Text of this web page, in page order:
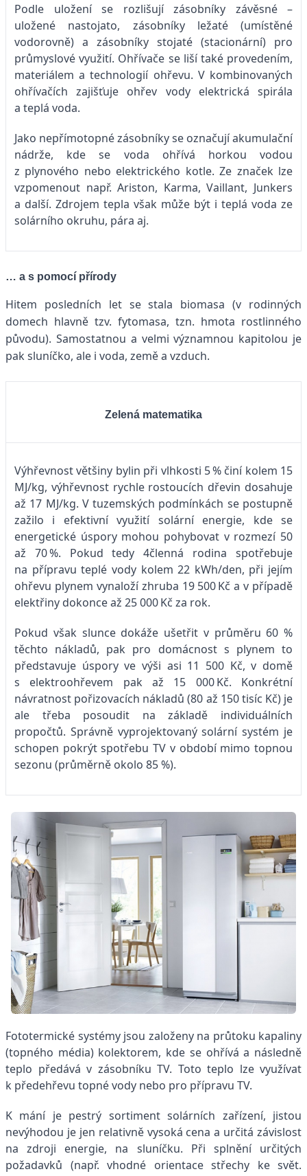
Podle uložení se rozlišují zásobníky závěsné –
uložené nastojato, zásobníky ležaté (umístěné
vodorovně) a zásobníky stojaté (stacionární) pro
průmyslové využití. Ohřívače se liší také provedením,
materiálem a technologií ohřevu. V kombinovaných
ohřívačích zajišťuje ohřev vody elektrická spirála
a teplá voda.
Jako nepřímotopné zásobníky se označují akumulační
nádrže, kde se voda ohřívá horkou vodou
z plynového nebo elektrického kotle. Ze značek lze
vzpomenout např. Ariston, Karma, Vaillant, Junkers
a další. Zdrojem tepla však může být i teplá voda ze
solárního okruhu, pára aj.
… a s pomocí přírody
Hitem posledních let se stala biomasa (v rodinných
domech hlavně tzv. fytomasa, tzn. hmota rostlinného
původu). Samostatnou a velmi významnou kapitolou je
pak sluníčko, ale i voda, země a vzduch.
Zelená matematika
Výhřevnost většiny bylin při vlhkosti 5 % činí kolem 15
MJ/kg, výhřevnost rychle rostoucích dřevin dosahuje
až 17 MJ/kg. V tuzemských podmínkách se postupně
zažilo i efektivní využití solární energie, kde se
energetické úspory mohou pohybovat v rozmezí 50
až 70 %. Pokud tedy 4členná rodina spotřebuje
na přípravu teplé vody kolem 22 kWh/den, při jejím
ohřevu plynem vynaloží zhruba 19 500 Kč a v případě
elektřiny dokonce až 25 000 Kč za rok.
Pokud však slunce dokáže ušetřit v průměru 60 %
těchto nákladů, pak pro domácnost s plynem to
představuje úspory ve výši asi 11 500 Kč, v domě
s elektroohřevem pak až 15 000 Kč. Konkrétní
návratnost pořizovacích nákladů (80 až 150 tisíc Kč) je
ale třeba posoudit na základě individuálních
propočtů. Správně vyprojektovaný solární systém je
schopen pokrýt spotřebu TV v období mimo topnou
sezonu (průměrně okolo 85 %).
Fototermické systémy jsou založeny na průtoku kapaliny
(topného média) kolektorem, kde se ohřívá a následně
teplo předává v zásobníku TV. Toto teplo lze využívat
k předehřevu topné vody nebo pro přípravu TV.
K mání je pestrý sortiment solárních zařízení, jistou
nevýhodou je jen relativně vysoká cena a určitá závislost
na zdroji energie, na sluníčku. Při splnění určitých
požadavků (např. vhodné orientace střechy ke svět.